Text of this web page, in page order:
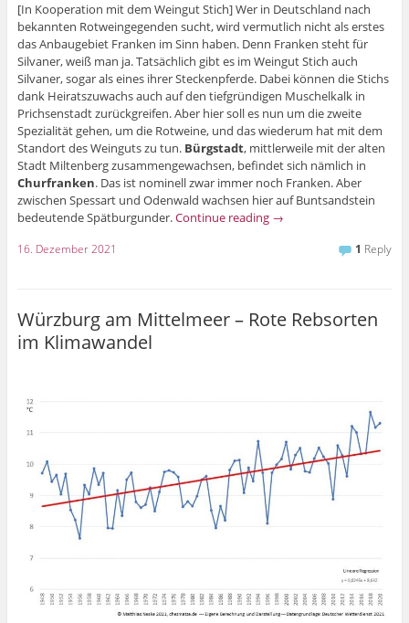
[In Kooperation mit dem Weingut Stich] Wer in Deutschland nach
bekannten Rotweingegenden sucht, wird vermutlich nicht als erstes
das Anbaugebiet Franken im Sinn haben. Denn Franken steht für
Silvaner, weiß man ja. Tatsächlich gibt es im Weingut Stich auch
Silvaner, sogar als eines ihrer Steckenpferde. Dabei können die Stichs
dank Heiratszuwachs auch auf den tiefgründigen Muschelkalk in
Prichsenstadt zurückgreifen. Aber hier soll es nun um die zweite
Spezialität gehen, um die Rotweine, und das wiederum hat mit dem
Standort des Weinguts zu tun. Bürgstadt, mittlerweile mit der alten
Stadt Miltenberg zusammengewachsen, befindet sich nämlich in
Churfranken. Das ist nominell zwar immer noch Franken. Aber
zwischen Spessart und Odenwald wachsen hier auf Buntsandstein
bedeutende Spätburgunder.Continue reading →
16. Dezember 2021 1 Reply
Würzburg am Mittelmeer – Rote Rebsorten
im Klimawandel